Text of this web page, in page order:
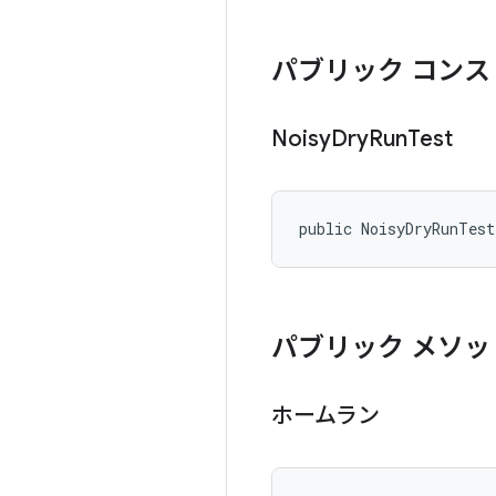
パブリック コン
NoisyDryRunTest
public
パブリック メソッ
ホームラン